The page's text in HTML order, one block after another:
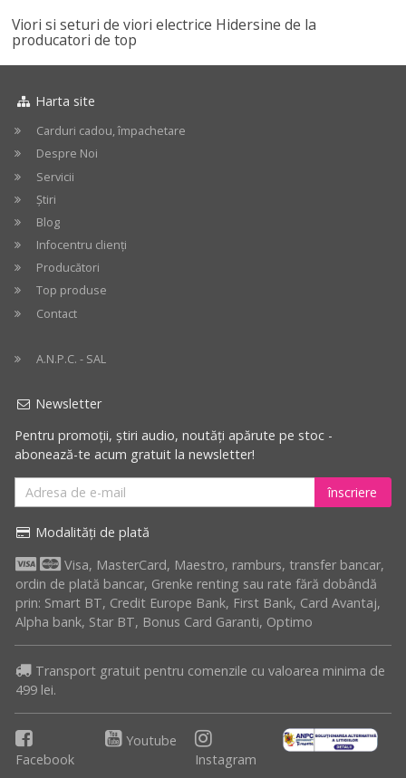
Viori si seturi de viori electrice Hidersine de la
producatori de top
Harta site
Carduri cadou, împachetare
Despre Noi
Servicii
Știri
Blog
Infocentru clienți
Producători
Top produse
Contact
A.N.P.C. - SAL
Newsletter
Pentru promoții, știri audio, noutăți apărute pe stoc -
abonează-te acum gratuit la newsletter!
înscriere
Modalități de plată
Visa, MasterCard, Maestro, ramburs, transfer bancar,
ordin de plată bancar, Grenke renting sau rate fără dobândă
prin: Smart BT, Credit Europe Bank, First Bank, Card Avantaj,
Alpha bank, Star BT, Bonus Card Garanti, Optimo
Transport gratuit pentru comenzile cu valoarea minima de
499 lei.
Facebook
Youtube
Instagram